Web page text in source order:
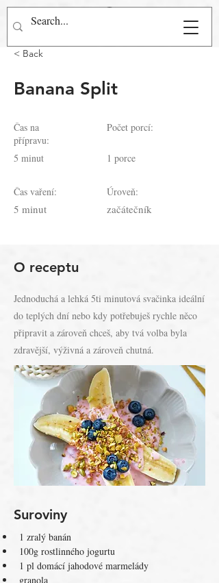
Přihlásit se
< Back
Banana Split
​Čas na
přípravu:
5 minut
Čas vaření:
5 minut
Počet porcí:
1 porce
Úroveň:
začátečník
O receptu
Jednoduchá a lehká 5ti minutová svačinka ideální
do teplých dní nebo kdy potřebuješ rychle něco
připravit a zároveň chceš, aby tvá volba byla
zdravější, výživná a zároveň chutná.
Suroviny
1 zralý banán
100g rostlinného jogurtu
1 pl domácí jahodové marmelády
granola